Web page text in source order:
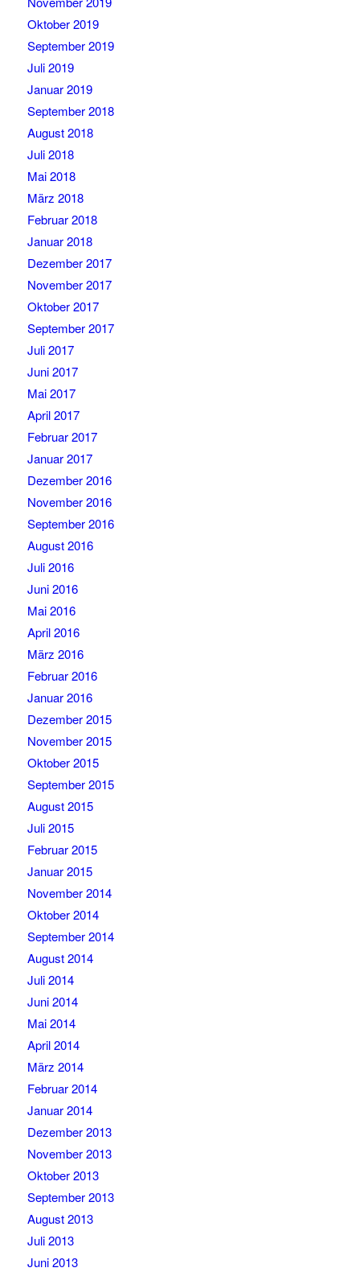
Oktober 2019
September 2019
Juli 2019
Januar 2019
September 2018
August 2018
Juli 2018
Mai 2018
März 2018
Februar 2018
Januar 2018
Dezember 2017
November 2017
Oktober 2017
September 2017
Juli 2017
Juni 2017
Mai 2017
April 2017
Februar 2017
Januar 2017
Dezember 2016
November 2016
September 2016
August 2016
Juli 2016
Juni 2016
Mai 2016
April 2016
März 2016
Februar 2016
Januar 2016
Dezember 2015
November 2015
Oktober 2015
September 2015
August 2015
Juli 2015
Februar 2015
Januar 2015
November 2014
Oktober 2014
September 2014
August 2014
Juli 2014
Juni 2014
Mai 2014
April 2014
März 2014
Februar 2014
Januar 2014
Dezember 2013
November 2013
Oktober 2013
September 2013
August 2013
Juli 2013
Juni 2013